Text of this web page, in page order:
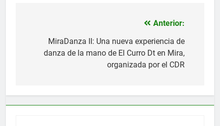
Anterior:
MiraDanza II: Una nueva experiencia de
danza de la mano de El Curro Dt en Mira,
organizada por el CDR